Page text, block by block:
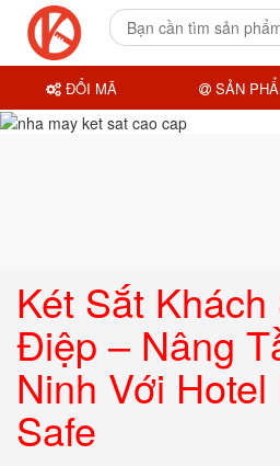
Két Sắt Khách
Điệp – Nâng
Ninh Với
Safe
ĐỔI MÃ SẢN